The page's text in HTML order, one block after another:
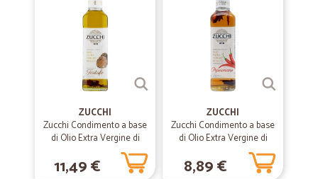
ZUCCHI
Zucchi Condimento a base
di Olio Extra Vergine di
Oliva aromatizzato al
Tartufo 250 ml
11,49 €
ZUCCHI
Zucchi Condimento a base
di Olio Extra Vergine di
Oliva al Peperoncino
ml.250
8,89 €